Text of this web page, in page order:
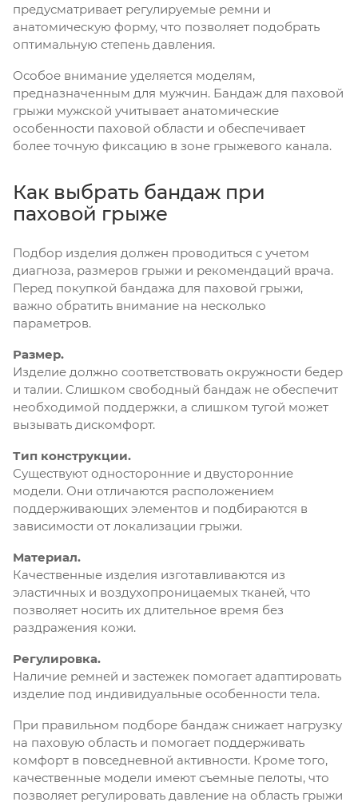
предусматривает регулируемые ремни и
анатомическую форму, что позволяет подобрать
оптимальную степень давления.
Особое внимание уделяется моделям,
предназначенным для мужчин. Бандаж для паховой
грыжи мужской учитывает анатомические
особенности паховой области и обеспечивает
более точную фиксацию в зоне грыжевого канала.
Как выбрать бандаж при
паховой грыже
Подбор изделия должен проводиться с учетом
диагноза, размеров грыжи и рекомендаций врача.
Перед покупкой бандажа для паховой грыжи,
важно обратить внимание на несколько
параметров.
Размер.
Изделие должно соответствовать окружности бедер
и талии. Слишком свободный бандаж не обеспечит
необходимой поддержки, а слишком тугой может
вызывать дискомфорт.
Тип конструкции.
Существуют односторонние и двусторонние
модели. Они отличаются расположением
поддерживающих элементов и подбираются в
зависимости от локализации грыжи.
Материал.
Качественные изделия изготавливаются из
эластичных и воздухопроницаемых тканей, что
позволяет носить их длительное время без
раздражения кожи.
Регулировка.
Наличие ремней и застежек помогает адаптировать
изделие под индивидуальные особенности тела.
При правильном подборе бандаж снижает нагрузку
на паховую область и помогает поддерживать
комфорт в повседневной активности. Кроме того,
качественные модели имеют съемные пелоты, что
позволяет регулировать давление на область грыжи